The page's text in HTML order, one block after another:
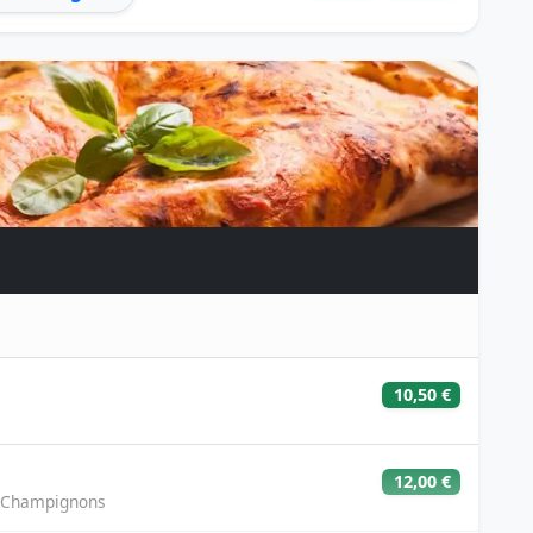
5,50 € 9,50 €
6,00 € 10,00 €
6,00 € 10,00 €
10,00 €
10,50 €
10,50 €
12,00 €